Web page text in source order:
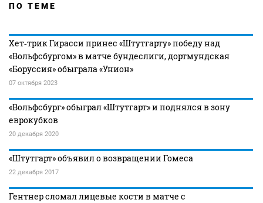
ПО ТЕМЕ
Хет‑трик Гирасси принес «Штутгарту» победу над
«Вольфсбургом» в матче бундеслиги, дортмундская
«Боруссия» обыграла «Унион»
07 октября 2023
«Вольфсбург» обыграл «Штутгарт» и поднялся в зону
еврокубков
20 декабря 2020
«Штутгарт» объявил о возвращении Гомеса
22 декабря 2017
Гентнер сломал лицевые кости в матче с